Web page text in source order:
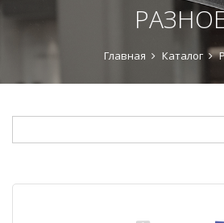
Главная Каталог